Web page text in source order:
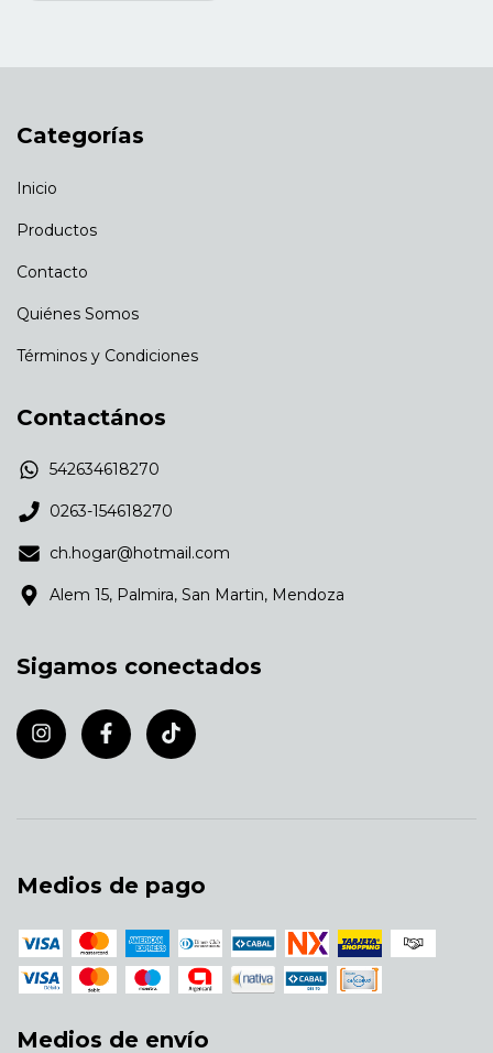
Categorías
Inicio
Productos
Contacto
Quiénes Somos
Términos y Condiciones
Contactános
542634618270
0263-154618270
ch.hogar@hotmail.com
Alem 15, Palmira, San Martin, Mendoza
Sigamos conectados
Medios de pago
Medios de envío